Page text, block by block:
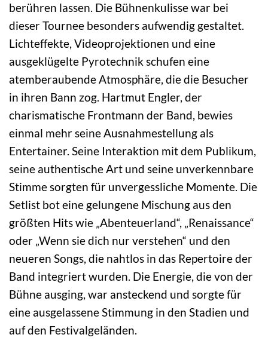
berühren lassen. Die Bühnenkulisse war bei
dieser Tournee besonders aufwendig gestaltet.
Lichteffekte, Videoprojektionen und eine
ausgeklügelte Pyrotechnik schufen eine
atemberaubende Atmosphäre, die die Besucher
in ihren Bann zog. Hartmut Engler, der
charismatische Frontmann der Band, bewies
einmal mehr seine Ausnahmestellung als
Entertainer. Seine Interaktion mit dem Publikum,
seine authentische Art und seine unverkennbare
Stimme sorgten für unvergessliche Momente. Die
Setlist bot eine gelungene Mischung aus den
größten Hits wie „Abenteuerland“, „Renaissance“
oder „Wenn sie dich nur verstehen“ und den
neueren Songs, die nahtlos in das Repertoire der
Band integriert wurden. Die Energie, die von der
Bühne ausging, war ansteckend und sorgte für
eine ausgelassene Stimmung in den Stadien und
auf den Festivalgeländen.